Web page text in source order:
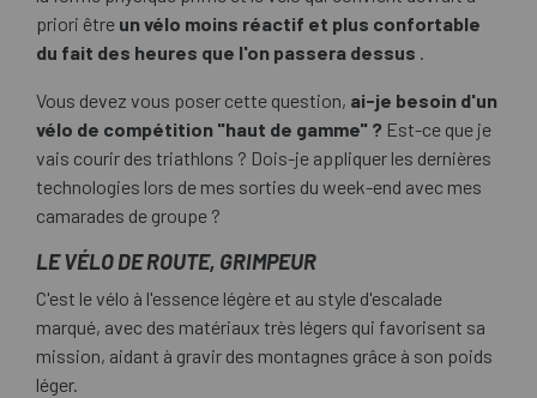
priori être un vélo moins réactif et plus confortable
du fait des heures que l'on passera dessus .
Vous devez vous poser cette question, ai-je besoin d'un
vélo de compétition "haut de gamme" ? Est-ce que je
vais courir des triathlons ? Dois-je appliquer les dernières
technologies lors de mes sorties du week-end avec mes
camarades de groupe ?
LE VÉLO DE ROUTE, GRIMPEUR
C'est le vélo à l'essence légère et au style d'escalade
marqué, avec des matériaux très légers qui favorisent sa
mission, aidant à gravir des montagnes grâce à son poids
léger.